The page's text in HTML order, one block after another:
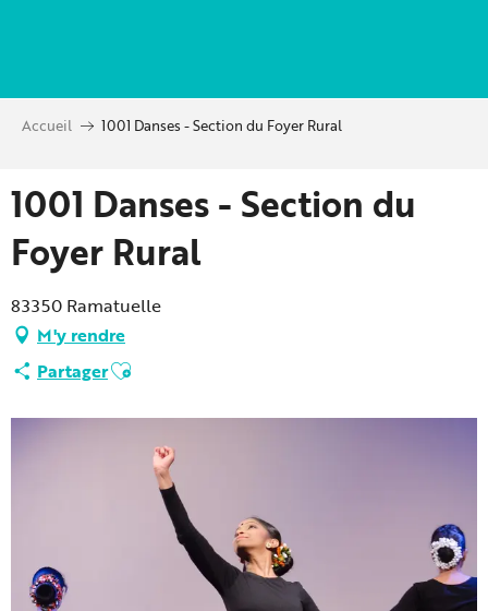
principal
Accueil 1001 Danses - Section du Foyer Rural
1001 Danses - Section du
Foyer Rural
83350 Ramatuelle
M'y rendre
PartagerAjouter aux favoris